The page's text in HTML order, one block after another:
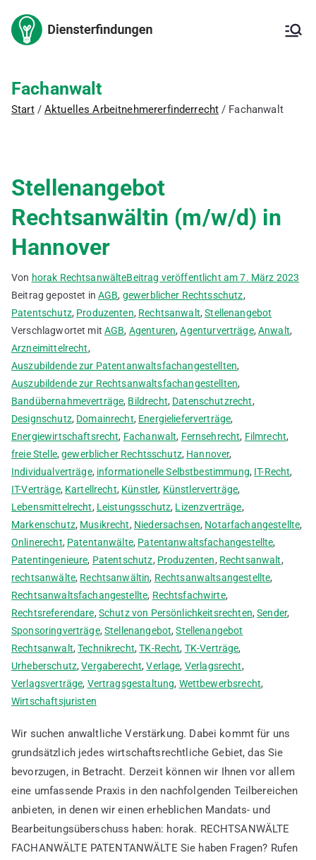
Inhalt
springen
Arbeitnehm
– Kanzlei
Arbeitnehmererfinderrech
Inanspruchnahme der
Vergütung,
Betriebsgeheimnis,
Verbesserungsvorschläge,
europäisches Patent,
internationales Patent,
Gebrauchsmuster
Fachanwalt
Start Aktuelles Arbeitnehmererfinderrecht Fachanwalt
Stellenangebot
Rechtsanwältin (m/w/d) in
Hannover
Von horak RechtsanwälteBeitrag veröffentlicht am7. März 2023
Beitrag gepostet inAGB, gewerblicher Rechtsschutz,
Patentschutz, Produzenten, Rechtsanwalt,Stellenangebot
Verschlagwortet mitAGB, Agenturen,Agenturverträge,Anwalt,
Arzneimittelrecht,
Auszubildende zur Patentanwaltsfachangestellten,
Auszubildende zur Rechtsanwaltsfachangestellten,
Bandübernahmeverträge, Bildrecht, Datenschutzrecht,
Designschutz, Domainrecht, Energielieferverträge,
Energiewirtschaftsrecht, Fachanwalt, Fernsehrecht, Filmrecht,
freie Stelle,gewerblicher Rechtsschutz, Hannover,
Individualverträge, informationelle Selbstbestimmung, IT-Recht,
IT-Verträge, Kartellrecht, Künstler, Künstlerverträge,
Lebensmittelrecht, Leistungsschutz, Lizenzverträge,
Markenschutz, Musikrecht, Niedersachsen, Notarfachangestellte,
Onlinerecht, Patentanwälte, Patentanwaltsfachangestellte,
Patentingenieure, Patentschutz, Produzenten, Rechtsanwalt,
rechtsanwälte, Rechtsanwältin, Rechtsanwaltsangestellte,
Rechtsanwaltsfachangestellte, Rechtsfachwirte,
Rechtsreferendare, Schutz von Persönlichkeitsrechten,Sender,
Sponsoringverträge,Stellenangebot,Stellenangebot
Rechtsanwalt,Technikrecht,TK-Recht, TK-Verträge,
Urheberschutz,Vergaberecht,Verlage, Verlagsrecht,
Verlagsverträge, Vertragsgestaltung, Wettbewerbsrecht,
Wirtschaftsjuristen
Wir suchen anwaltliche Verstärkung. Dabei kommt für uns
grundsätzlich jedes wirtschaftsrechtliche Gebiet, das Sie
bevorzugen, in Betracht. Derzeit können wir Ihnen vor allem
eine umfassende Praxis in den nachfolgenden Teilbereichen
anbieten, in denen wir einen erheblichen Mandats- und
Bearbeitungsüberschuss haben: horak. RECHTSANWÄLTE
FACHANWÄLTE PATENTANWÄLTE Sie haben Fragen? Rufen